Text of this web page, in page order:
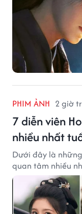
PHIM ẢNH 2 giờ
7 diễn viên
nhiều nhất
Dưới đây là
quan tâm nhiều